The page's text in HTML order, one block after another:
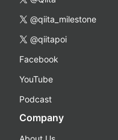
@qiita_milestone
@qiitapoi
Facebook
YouTube
Podcast
Company